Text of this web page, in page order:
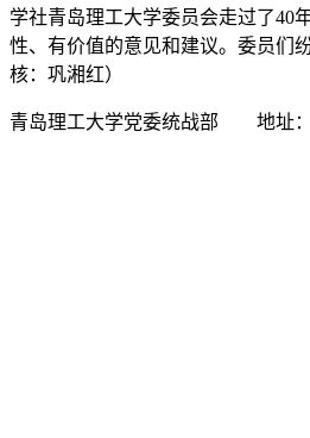
学社青岛理工大学委员会走过了40
性、有价值的意见和建议。委员们
核：巩湘红）
青岛理工大学党委统战部 地址